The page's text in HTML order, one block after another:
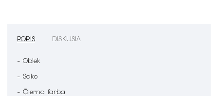
POPIS DISKUSIA
- Oblek
- Sako
- Čierna farba